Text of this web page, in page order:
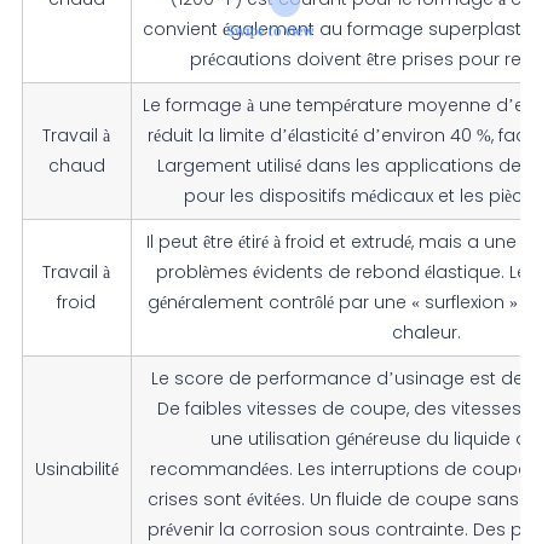
convient également au formage
précautions doivent être prises pour
Travail à
chaud
Le formage à une température moyenne
réduit la limite d’élasticité d’environ 40 %,
Largement utilisé dans les applications de
pour les dispositifs médicaux et les
Travail à
froid
Il peut être étiré à froid et extrudé, mais a une
problèmes évidents de rebond élastique. Le
généralement contrôlé par une « surflexion »
chaleur.
Usinabilité
Le score de performance d’usinage est de 22
De faibles vitesses de coupe, des vitesses
une utilisation généreuse du liquide
recommandées. Les interruptions de coupe
crises sont évitées. Un fluide de coupe sans
prévenir la corrosion sous contrainte. Des